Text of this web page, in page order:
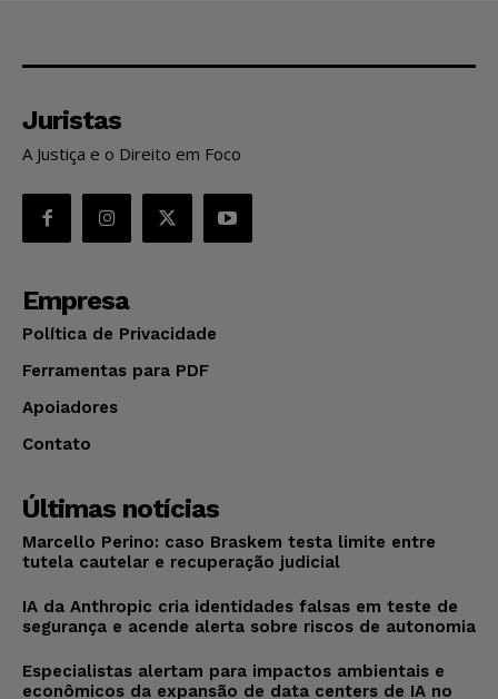
Juristas
A Justiça e o Direito em Foco
Empresa
Política de Privacidade
Ferramentas para PDF
Apoiadores
Contato
Últimas notícias
Marcello Perino: caso Braskem testa limite entre
tutela cautelar e recuperação judicial
IA da Anthropic cria identidades falsas em teste de
segurança e acende alerta sobre riscos de autonomia
Especialistas alertam para impactos ambientais e
econômicos da expansão de data centers de IA no